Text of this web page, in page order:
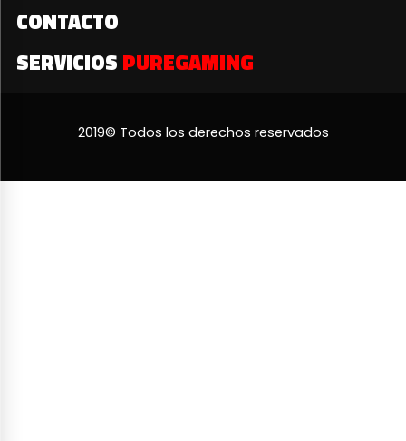
CONTACTO
SERVICIOS PUREGAMING
2019© Todos los derechos reservados